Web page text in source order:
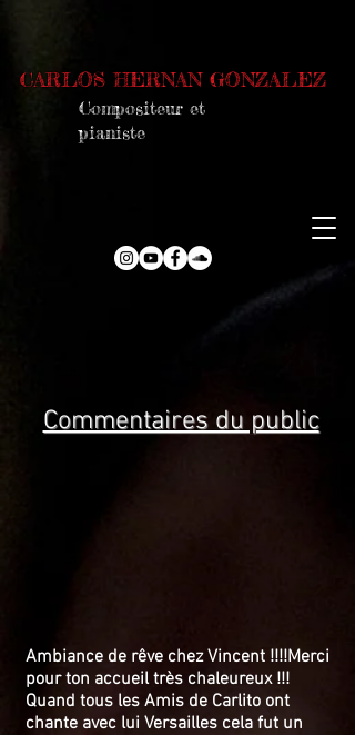
CARLOS HERNAN GONZALEZ
Compositeur et
pianiste
Commentaires du public
Ambiance de rêve chez Vincent !!!!Merci
pour ton accueil très chaleureux !!!
Quand tous les Amis de Carlito ont
chante avec lui Versailles cela fut un